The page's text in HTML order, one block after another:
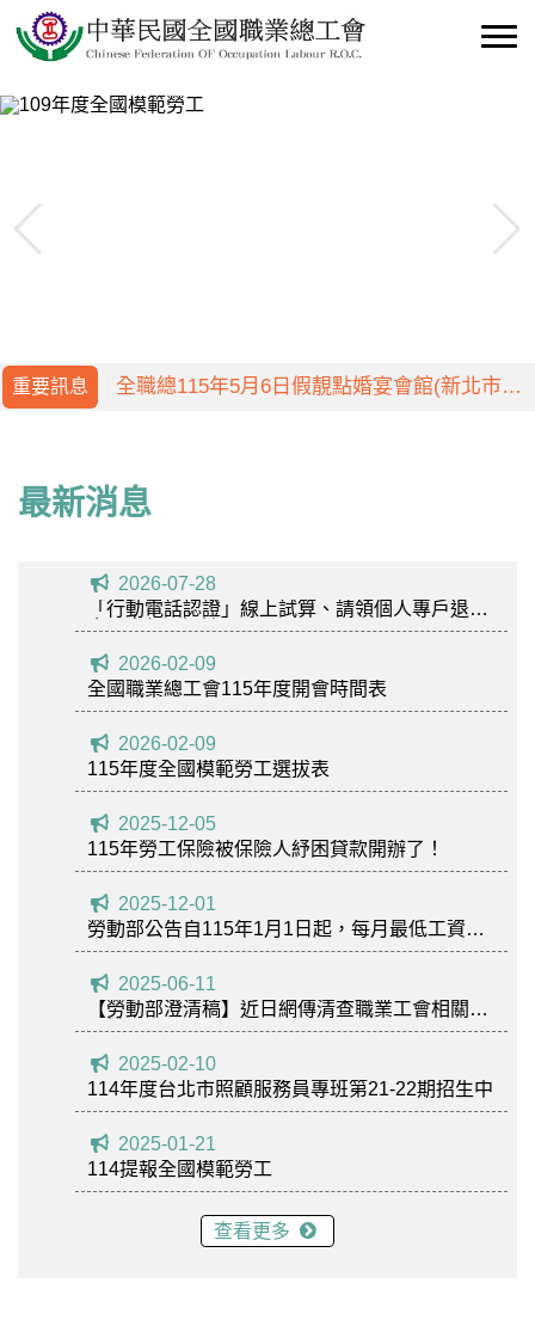
重要訊息
會訂於115年5月6日舉行
全職總115年5月6日假靚點婚宴會館(新北市新
115年10月4日至10月5日辦理
全國職業總工會115年度全國模範勞工表揚大
店區北新路3段219號2樓)召開第八屆第一次會
員代表大會
最新消息
2026-07-28
「行動電話認證」線上試算、請領個人專戶退休
金，方便又迅速
2026-02-09
全國職業總工會115年度開會時間表
2026-02-09
115年度全國模範勞工選拔表
2025-12-05
115年勞工保險被保險人紓困貸款開辦了！
2025-12-01
勞動部公告自115年1月1日起，每月最低工資調
升至29,500元
2025-06-11
【勞動部澄清稿】近日網傳清查職業工會相關新
聞說明
2025-02-10
114年度台北市照顧服務員專班第21-22期招生中
2025-01-21
114提報全國模範勞工
查看更多